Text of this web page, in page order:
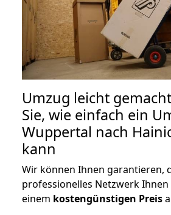
Umzug leicht
Sie, wie einfach ein
Wuppertal nach
kann
Wir können Ihnen garantieren,
professionelles Netzwerk Ihnen
einem kostengünstigen Preis